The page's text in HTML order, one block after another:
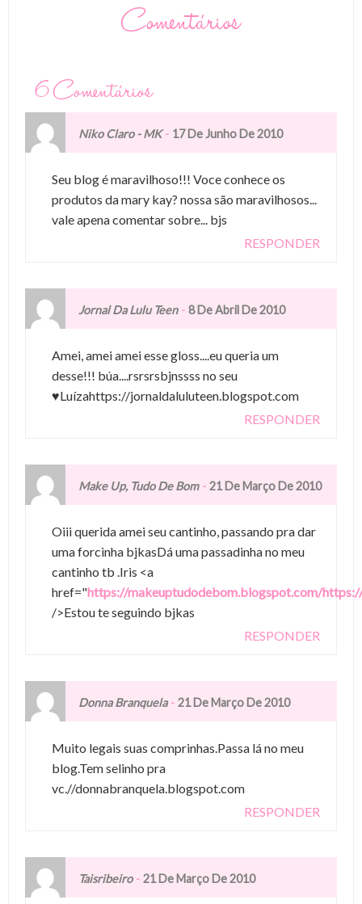
Comentários
6 Comentários
Niko Claro - MK- 17 De Junho De 2010
Seu blog é maravilhoso!!! Voce conhece os
produtos da mary kay? nossa são maravilhosos...
vale apena comentar sobre... bjs
RESPONDER
Jornal Da Lulu Teen- 8 De Abril De 2010
Amei, amei amei esse gloss....eu queria um
desse!!! búa....rsrsrsbjnssss no seu
♥Luízahttps://jornaldaluluteen.blogspot.com
RESPONDER
Make Up, Tudo De Bom- 21 De Março De 2010
Oiii querida amei seu cantinho, passando pra dar
uma forcinha bjkasDá uma passadinha no meu
cantinho tb .Iris <a
href="https://makeuptudodebom.blogspot.com/
/>Estou te seguindo bjkas
RESPONDER
Donna Branquela- 21 De Março De 2010
Muito legais suas comprinhas.Passa lá no meu
blog.Tem selinho pra
vc.//donnabranquela.blogspot.com
RESPONDER
Taisribeiro- 21 De Março De 2010